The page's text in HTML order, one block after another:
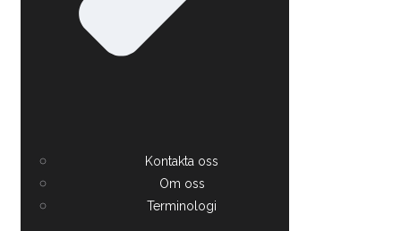
Kontakta oss
Om oss
Terminologi